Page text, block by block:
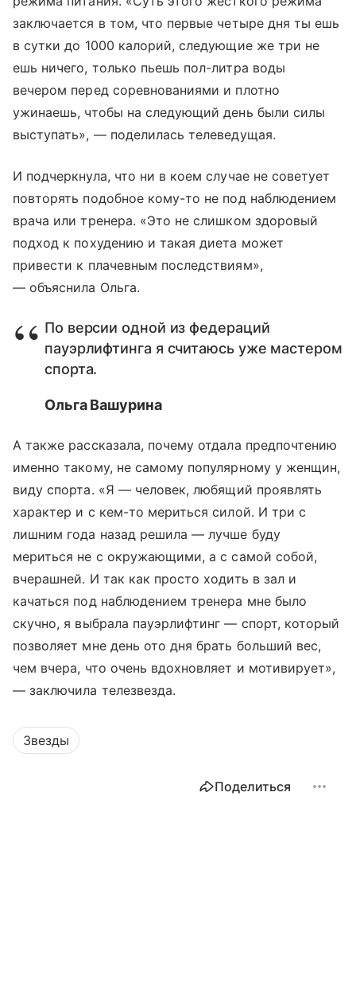
заключается в том, что первые четыре дня ты ешь
в сутки до 1000 калорий, следующие же три не
ешь ничего, только пьешь пол-литра воды
вечером перед соревнованиями и плотно
ужинаешь, чтобы на следующий день были силы
выступать», — поделилась телеведущая.
И подчеркнула, что ни в коем случае не советует
повторять подобное кому-то не под наблюдением
врача или тренера. «Это не слишком здоровый
подход к похудению и такая диета может
привести к плачевным последствиям»,
— объяснила Ольга.
По версии одной из федераций
пауэрлифтинга я считаюсь уже мастером
спорта.
Ольга Вашурина
А также рассказала, почему отдала предпочтению
именно такому, не самому популярному у женщин,
виду спорта. «Я — человек, любящий проявлять
характер и с кем-то мериться силой. И три с
лишним года назад решила — лучше буду
мериться не с окружающими, а с самой собой,
вчерашней. И так как просто ходить в зал и
качаться под наблюдением тренера мне было
скучно, я выбрала пауэрлифтинг — спорт, который
позволяет мне день ото дня брать больший вес,
чем вчера, что очень вдохновляет и мотивирует»,
— заключила телезвезда.
Звезды
Поделиться